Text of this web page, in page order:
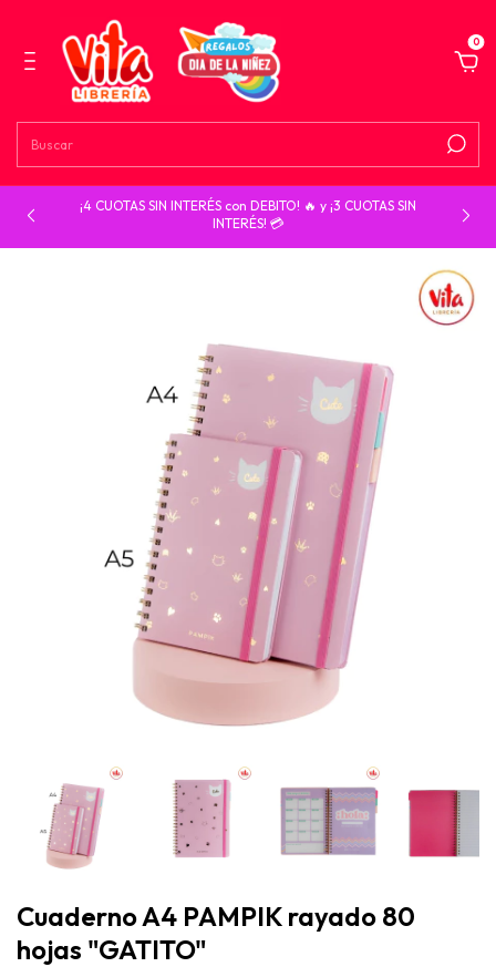
0
¡4 CUOTAS SIN INTERÉS con DEBITO! 🔥 y ¡3 CUOTAS SIN
INTERÉS! 💳
Cuaderno A4 PAMPIK rayado 80
hojas "GATITO"